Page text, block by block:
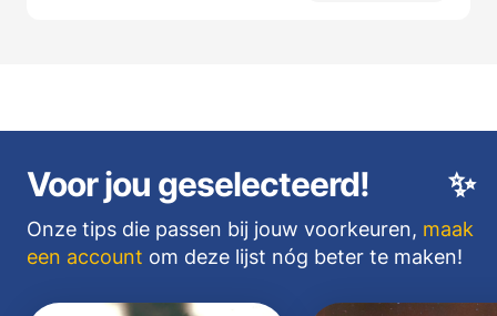
✨
Voor jou geselecteerd!
Onze tips die passen bij jouw voorkeuren, maak
een account om deze lijst nóg beter te maken!